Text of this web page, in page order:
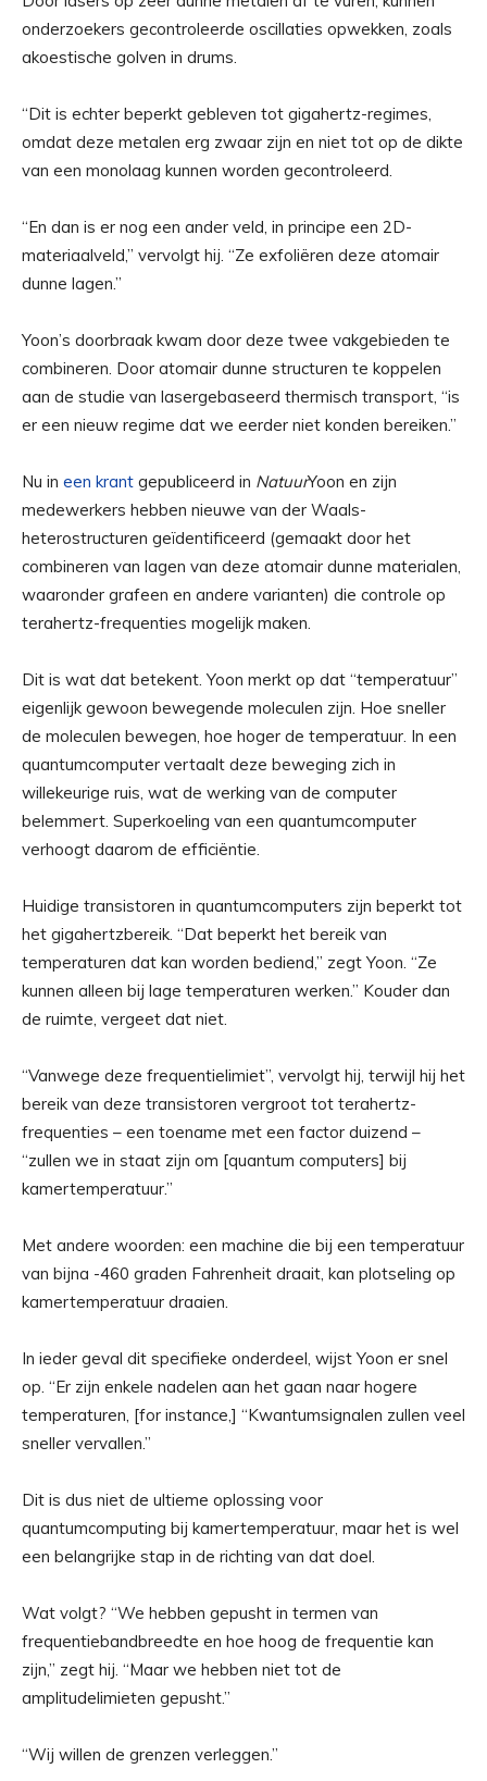
onderzoekers gecontroleerde oscillaties opwekken, zoals
akoestische golven in drums.
“Dit is echter beperkt gebleven tot gigahertz-regimes,
omdat deze metalen erg zwaar zijn en niet tot op de dikte
van een monolaag kunnen worden gecontroleerd.
“En dan is er nog een ander veld, in principe een 2D-
materiaalveld,” vervolgt hij. “Ze exfoliëren deze atomair
dunne lagen.”
Yoon’s doorbraak kwam door deze twee vakgebieden te
combineren. Door atomair dunne structuren te koppelen
aan de studie van lasergebaseerd thermisch transport, “is
er een nieuw regime dat we eerder niet konden bereiken.”
Nu in een krant gepubliceerd in NatuurYoon en zijn
medewerkers hebben nieuwe van der Waals-
heterostructuren geïdentificeerd (gemaakt door het
combineren van lagen van deze atomair dunne materialen,
waaronder grafeen en andere varianten) die controle op
terahertz-frequenties mogelijk maken.
Dit is wat dat betekent. Yoon merkt op dat “temperatuur”
eigenlijk gewoon bewegende moleculen zijn. Hoe sneller
de moleculen bewegen, hoe hoger de temperatuur. In een
quantumcomputer vertaalt deze beweging zich in
willekeurige ruis, wat de werking van de computer
belemmert. Superkoeling van een quantumcomputer
verhoogt daarom de efficiëntie.
Huidige transistoren in quantumcomputers zijn beperkt tot
het gigahertzbereik. “Dat beperkt het bereik van
temperaturen dat kan worden bediend,” zegt Yoon. “Ze
kunnen alleen bij lage temperaturen werken.” Kouder dan
de ruimte, vergeet dat niet.
“Vanwege deze frequentielimiet”, vervolgt hij, terwijl hij het
bereik van deze transistoren vergroot tot terahertz-
frequenties – een toename met een factor duizend –
“zullen we in staat zijn om [quantum computers] bij
kamertemperatuur.”
Met andere woorden: een machine die bij een temperatuur
van bijna -460 graden Fahrenheit draait, kan plotseling op
kamertemperatuur draaien.
In ieder geval dit specifieke onderdeel, wijst Yoon er snel
op. “Er zijn enkele nadelen aan het gaan naar hogere
temperaturen, [for instance,] “Kwantumsignalen zullen veel
sneller vervallen.”
Dit is dus niet de ultieme oplossing voor
quantumcomputing bij kamertemperatuur, maar het is wel
een belangrijke stap in de richting van dat doel.
Wat volgt? “We hebben gepusht in termen van
frequentiebandbreedte en hoe hoog de frequentie kan
zijn,” zegt hij. “Maar we hebben niet tot de
amplitudelimieten gepusht.”
“Wij willen de grenzen verleggen.”